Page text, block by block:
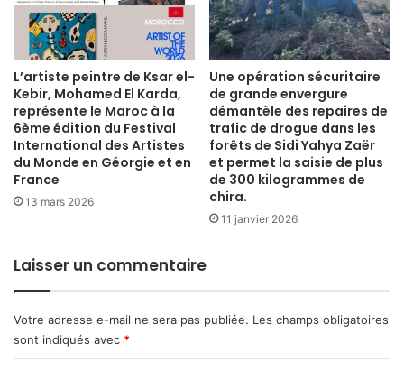
​L’artiste peintre de Ksar el-
Kebir, Mohamed El Karda,
représente le Maroc à la
6ème édition du Festival
International des Artistes
du Monde en Géorgie et en
France
13 mars 2026
Une opération sécuritaire
de grande envergure
démantèle des repaires de
trafic de drogue dans les
forêts de Sidi Yahya Zaër
et permet la saisie de plus
de 300 kilogrammes de
chira.
11 janvier 2026
Laisser un commentaire
Votre adresse e-mail ne sera pas publiée. Les champs obligatoires
sont indiqués avec *